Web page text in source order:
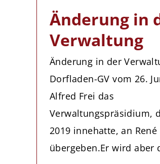
Änderung in
Verwaltung
Änderung in der
Dorfladen-GV vom 26.
Alfred Frei das
Verwaltungspräsidium,
2019 innehatte, an René
übergeben.Er wird aber